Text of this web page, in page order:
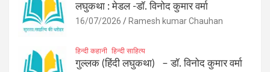
लघुकथा : मेडल -डॉ. विनोद कुमार वर्मा
16/07/2026 Ramesh kumar Chauhan
हिन्दी कहानी हिन्दी साहित्य
गुल्लक (हिंदी लघुकथा) – डॉ. विनोद कुमार वर्मा